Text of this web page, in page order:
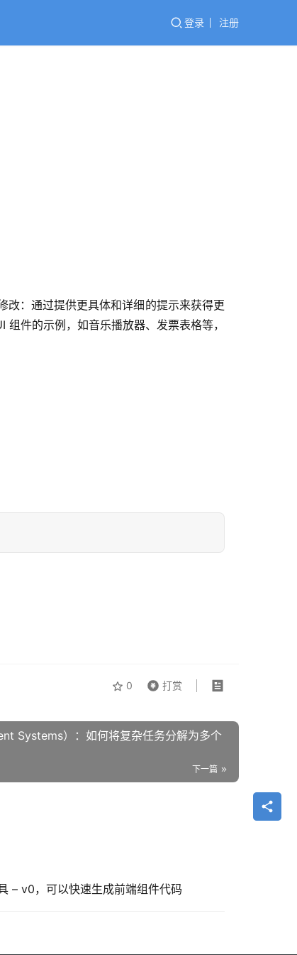
登录 注册
改：通过提供更具体和详细的提示来获得更
件的示例，如音乐播放器、发票表格等，
0 打赏
Systems）：如何将复杂任务分解为多个
下一篇
– v0，可以快速生成前端组件代码